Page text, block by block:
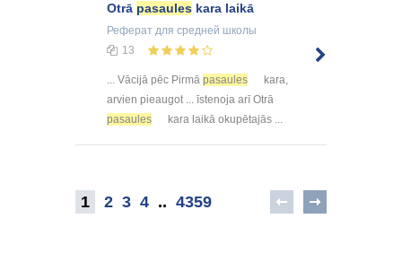
Otrā pasaules kara laikā
Реферат для средней школы
13
... Vācijā pēc Pirmā pasaules
kara,
arvien pieaugot ... īstenoja arī Otrā
pasaules
kara laikā okupētajās ...
1 2 3 4 .. 4359